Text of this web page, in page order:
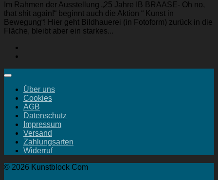
Im Rahmen der Ausstellung „25 Jahre IB BRAASE- Oh no,
that shit again!“ beginnt auch die Aktion “ Kunst in
Bewegung“! Hier geht Bildhauerei (in Fotoform) zurück in die
Fläche, bleibt aber ein starkes...
Über uns
Cookies
AGB
Datenschutz
Impressum
Versand
Zahlungsarten
Widerruf
© 2026 Kunstblock Com